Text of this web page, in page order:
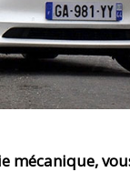
mécanique,